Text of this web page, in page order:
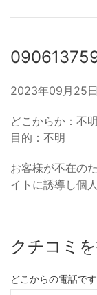
2023年09月25
どこからか：不明
目的：不明
お客様が不在の
イトに誘導し個
クチコミ
どこからの電話で